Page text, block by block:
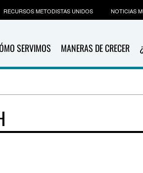
SERVIMOS MANERAS DE CRECER
RECURSOS METODISTAS UNIDOS NOTICIAS